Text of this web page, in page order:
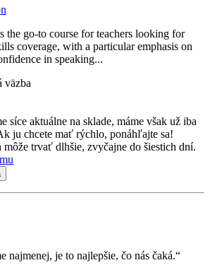
the go-to course for teachers looking for
coverage, with a particular emphasis on
in speaking...
väzba
síce aktuálne na sklade, máme však už iba
ju chcete mať rýchlo, ponáhľajte sa!
trvať dlhšie, zvyčajne do šiestich dní.
najmenej, je to najlepšie, čo nás čaká.